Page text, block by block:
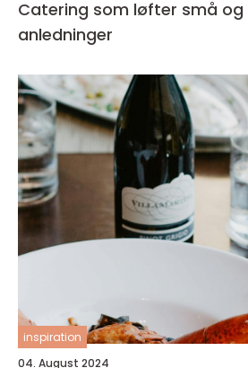
Catering som løfter små
anledninger
inspiration
04. August 2024